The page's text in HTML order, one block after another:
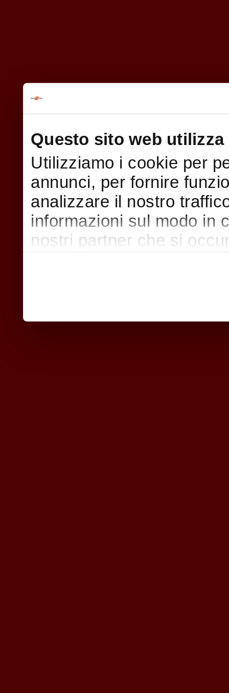
Questo sito web utilizza
Utilizziamo i cookie per
annunci, per fornire
analizzare il nostro
informazioni sul modo in
nostri partner che si
nostri cookie se